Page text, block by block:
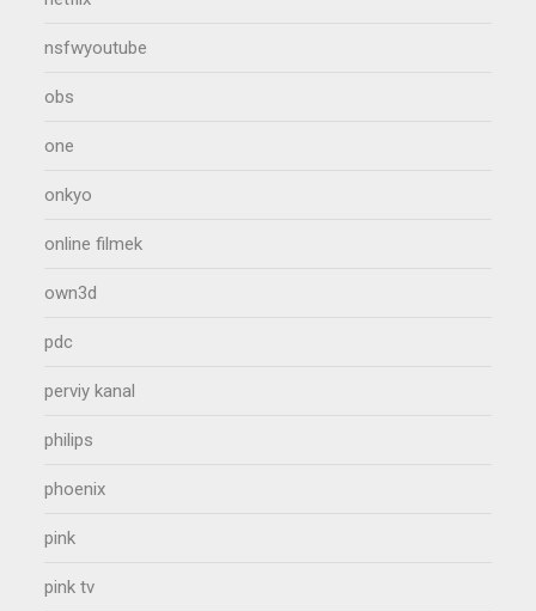
nsfwyoutube
obs
one
onkyo
online filmek
own3d
pdc
perviy kanal
philips
phoenix
pink
pink tv